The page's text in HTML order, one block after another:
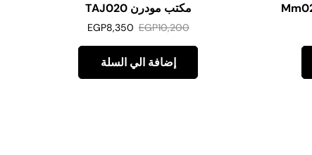
مكتب مودرن TAJ020
EGP10,200
EGP8,350
إضافة الي السلة